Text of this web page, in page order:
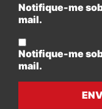
Notifique-me
mail.
Notifique-me
mail.